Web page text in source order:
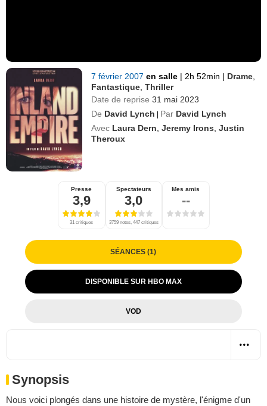
7 février 2007en salle | 2h 52min | Drame
Fantastique ,Thriller
Date de reprise 31 mai 2023
De David Lynch | Par David Lynch
Avec Laura Dern ,Jeremy Irons ,Justin
Theroux
Presse
3,9
31 critiques
Spectateurs
3,0
3759 notes, 447 critiques
Mes amis
--
SÉANCES (1)
DISPONIBLE SUR HBO MAX
VOD
Synopsis
Nous voici plongés dans une histoire de mystère, l'énigme d'un